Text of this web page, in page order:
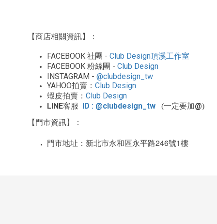
【商店相關資訊】：
FACEBOOK 社團 - Club Design頂溪工作室
FACEBOOK 粉絲團 - Club Design
INSTAGRAM - @clubdesign_tw
YAHOO拍賣： Club Design
蝦皮拍賣： Club Design
LINE客服 ID : @clubdesign_tw (一定要加@)
【門市資訊】：
門市地址：新北市永和區永平路246號1樓